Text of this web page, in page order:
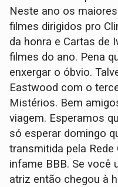
Neste ano os
filmes dirigidos pro
da honra e Cartas de
filmes do ano. Pena
enxergar o óbvio.
Eastwood com o
Mistérios. Bem
viagem. Esperamos
só esperar domingo
transmitida pela
infame BBB. Se você
atriz então chegou à